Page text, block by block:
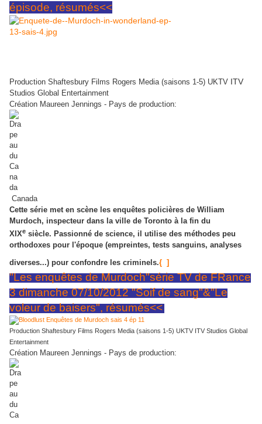
épisode, résumés<<
Production Shaftesbury Films Rogers Media (saisons 1-5) UKTV ITV
Studios Global Entertainment
Création Maureen Jennings - Pays de production:
Canada
Cette série met en scène les enquêtes policières de William
Murdoch, inspecteur dans la ville de Toronto à la fin du
XIXe siècle. Passionné de science, il utilise des méthodes peu
orthodoxes pour l'époque (empreintes, tests sanguins, analyses
diverses...) pour confondre les criminels.{ ]
"Les enquêtes de Murdoch"série TV de FRance
3 dimanche 07/10/2012 "Soif de sang"&"Le
voleur de baisers", résumés<<
Production Shaftesbury Films Rogers Media (saisons 1-5) UKTV ITV Studios Global
Entertainment
Création Maureen Jennings - Pays de production: